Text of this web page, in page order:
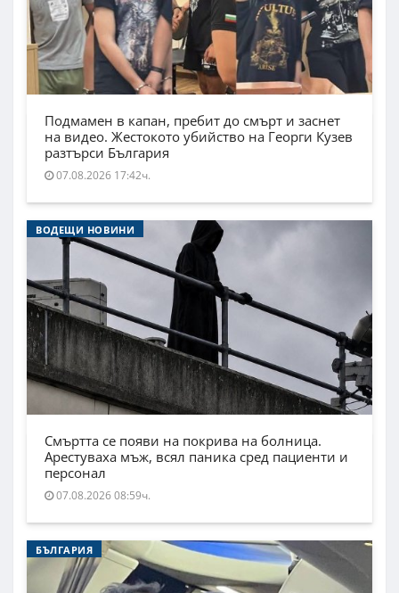
Подмамен в капан, пребит до смърт и заснет
на видео. Жестокото убийство на Георги Кузев
разтърси България
07.08.2026 17:42ч.
ВОДЕЩИ НОВИНИ
Смъртта се появи на покрива на болница.
Арестуваха мъж, всял паника сред пациенти и
персонал
07.08.2026 08:59ч.
БЪЛГАРИЯ